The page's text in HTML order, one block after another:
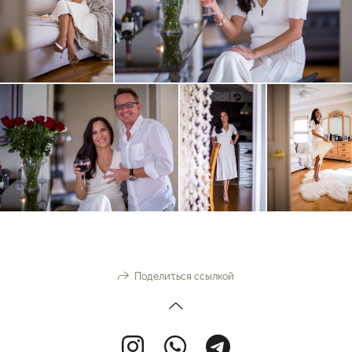
Поделиться ссылкой